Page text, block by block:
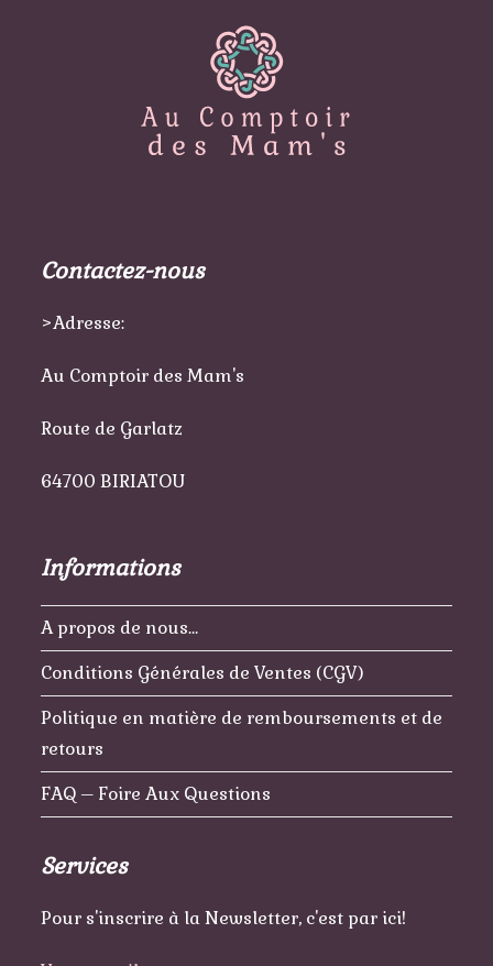
Contactez-nous
>Adresse:
Au Comptoir des Mam's
Route de Garlatz
64700 BIRIATOU
Informations
A propos de nous…
Conditions Générales de Ventes (CGV)
Politique en matière de remboursements et de
retours
FAQ – Foire Aux Questions
Services
Pour s'inscrire à la Newsletter, c'est par ici!